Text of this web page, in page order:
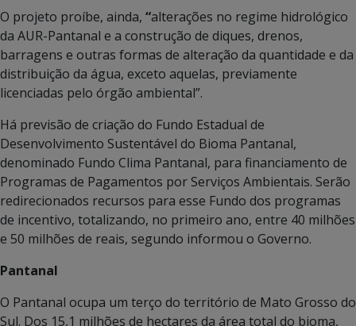
O projeto proíbe, ainda, “alterações no regime hidrológico
da AUR-Pantanal e a construção de diques, drenos,
barragens e outras formas de alteração da quantidade e da
distribuição da água, exceto aquelas, previamente
licenciadas pelo órgão ambiental”.
Há previsão de criação do Fundo Estadual de
Desenvolvimento Sustentável do Bioma Pantanal,
denominado Fundo Clima Pantanal, para financiamento de
Programas de Pagamentos por Serviços Ambientais. Serão
redirecionados recursos para esse Fundo dos programas
de incentivo, totalizando, no primeiro ano, entre 40 milhões
e 50 milhões de reais, segundo informou o Governo.
Pantanal
O Pantanal ocupa um terço do território de Mato Grosso do
Sul. Dos 15,1 milhões de hectares da área total do bioma,